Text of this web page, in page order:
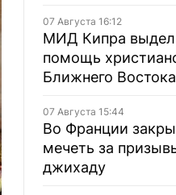
07 Августа 16:12
МИД Кипра
помощь
Ближнего Востока
07 Августа 15:44
Во Франции
мечеть за
джихаду